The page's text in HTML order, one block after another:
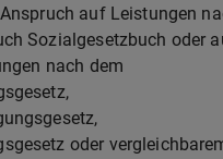
auf Leistungen
Sozialgesetzbuch oder
nach dem
oder